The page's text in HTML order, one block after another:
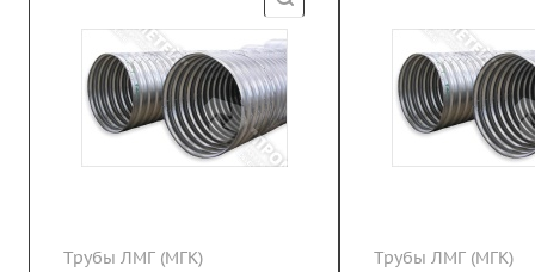
Трубы ЛМГ (МГК) Трубы ЛМГ (МГК)